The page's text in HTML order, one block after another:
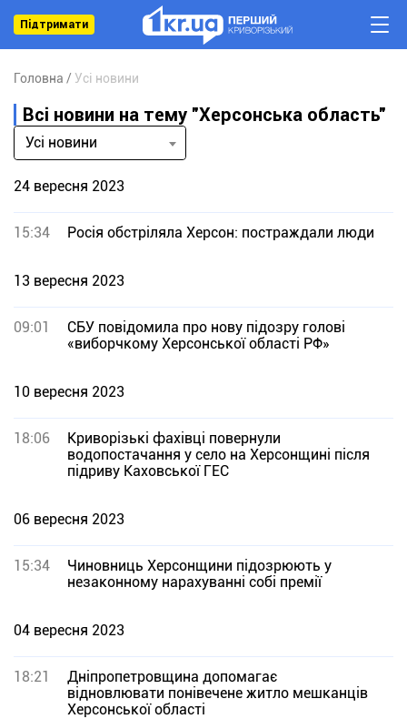
Підтримати
Головна Усі новини
Всі новини на тему "Херсонська область"
Усі новини
24 вересня 2023
15:34 Росія обстріляла Херсон: постраждали люди
13 вересня 2023
09:01
СБУ повідомила про нову підозру голові
«виборчкому Херсонської області РФ»
10 вересня 2023
18:06
Криворізькі фахівці повернули
водопостачання у село на Херсонщині після
підриву Каховської ГЕС
06 вересня 2023
15:34
Чиновниць Херсонщини підозрюють у
незаконному нарахуванні собі премії
04 вересня 2023
18:21
Дніпропетровщина допомагає
відновлювати понівечене житло мешканців
Херсонської області